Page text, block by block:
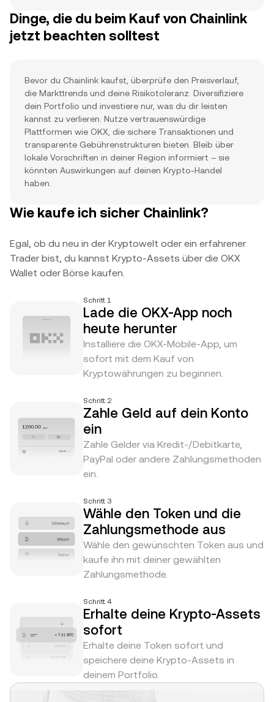
Dinge, die du beim Kauf von Chainlink
jetzt beachten solltest
Bevor du Chainlink kaufst, überprüfe den Preisverlauf,
die Markttrends und deine Risikotoleranz. Diversifiziere
dein Portfolio und investiere nur, was du dir leisten
kannst zu verlieren. Nutze vertrauenswürdige
Plattformen wie OKX, die sichere Transaktionen und
transparente Gebührenstrukturen bieten. Bleib über
lokale Vorschriften in deiner Region informiert – sie
könnten Auswirkungen auf deinen Krypto-Handel
haben.
Wie kaufe ich sicher Chainlink?
Egal, ob du neu in der Kryptowelt oder ein erfahrener
Trader bist, du kannst Krypto-Assets über die OKX
Wallet oder Börse kaufen.
Schritt 1
Lade die OKX-App noch
heute herunter
Installiere die OKX-Mobile-App, um
sofort mit dem Kauf von
Kryptowährungen zu beginnen.
Schritt 2
Zahle Geld auf dein Konto
ein
Zahle Gelder via Kredit-/Debitkarte,
PayPal oder andere Zahlungsmethoden
ein.
Schritt 3
Wähle den Token und die
Zahlungsmethode aus
Wähle den gewünschten Token aus und
kaufe ihn mit deiner gewählten
Zahlungsmethode.
Schritt 4
Erhalte deine Krypto-Assets
sofort
Erhalte deine Token sofort und
speichere deine Krypto-Assets in
deinem Portfolio.